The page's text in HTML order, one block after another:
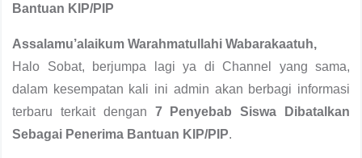
Bantuan KIP/PIP
Assalamu’alaikum Warahmatullahi Wabarakaatuh,
Halo Sobat, berjumpa lagi ya di Channel yang sama,
dalam kesempatan kali ini admin akan berbagi informasi
terbaru terkait dengan 7 Penyebab Siswa Dibatalkan
Sebagai Penerima Bantuan KIP/PIP.